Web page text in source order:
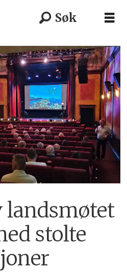
landsmøtet
stolte